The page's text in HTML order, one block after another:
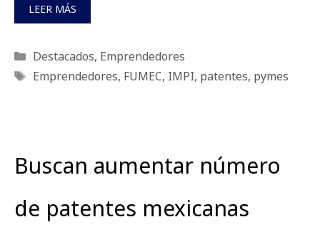
LEER MÁS
Categorías
Destacados, Emprendedores
Etiquetas
Emprendedores, FUMEC, IMPI, patentes, pymes
Buscan aumentar número
de patentes mexicanas